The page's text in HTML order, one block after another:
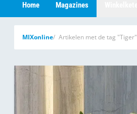
Home Magazines
MIXonline Artikelen met de tag "Tiger"